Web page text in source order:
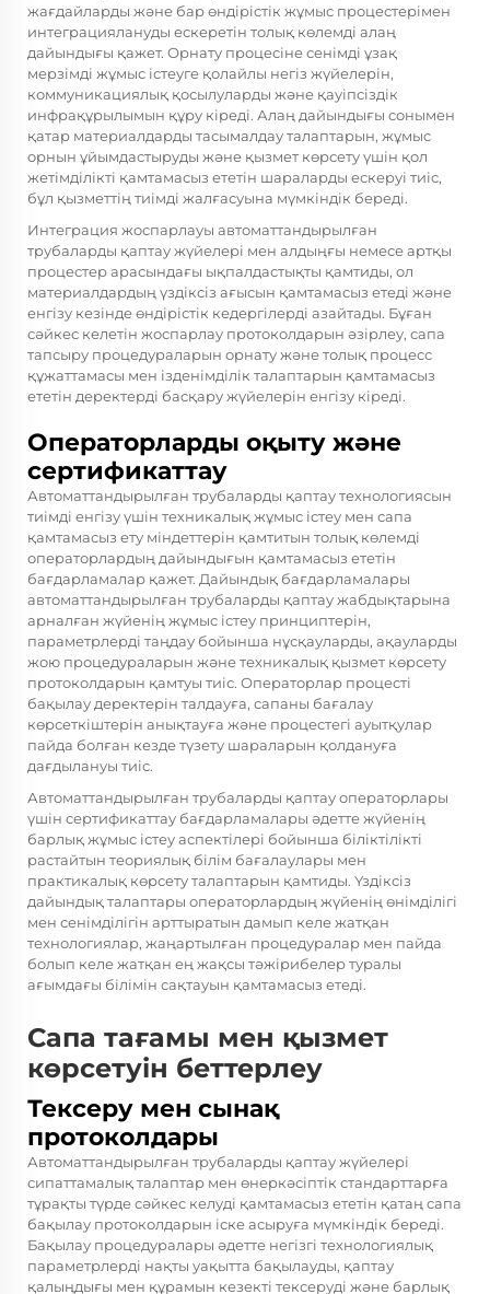
жағдайларды және бар өндірістік жұмыс процестерімен
интеграциялануды ескеретін толық көлемді алаң
дайындығы қажет. Орнату процесіне сенімді ұзақ
мерзімді жұмыс істеуге қолайлы негіз жүйелерін,
коммуникациялық қосылуларды және қауіпсіздік
инфрақұрылымын құру кіреді. Алаң дайындығы сонымен
қатар материалдарды тасымалдау талаптарын, жұмыс
орнын ұйымдастыруды және қызмет көрсету үшін қол
жетімділікті қамтамасыз ететін шараларды ескеруі тиіс,
бұл қызметтің тиімді жалғасуына мүмкіндік береді.
Интеграция жоспарлауы автоматтандырылған
трубаларды қаптау жүйелері мен алдыңғы немесе артқы
процестер арасындағы ықпалдастықты қамтиды, ол
материалдардың үздіксіз ағысын қамтамасыз етеді және
енгізу кезінде өндірістік кедергілерді азайтады. Бұған
сәйкес келетін жоспарлау протоколдарын әзірлеу, сапа
тапсыру процедураларын орнату және толық процесс
құжаттамасы мен ізденімділік талаптарын қамтамасыз
ететін деректерді басқару жүйелерін енгізу кіреді.
Операторларды оқыту және
сертификаттау
Автоматтандырылған трубаларды қаптау технологиясын
тиімді енгізу үшін техникалық жұмыс істеу мен сапа
қамтамасыз ету міндеттерін қамтитын толық көлемді
операторлардың дайындығын қамтамасыз ететін
бағдарламалар қажет. Дайындық бағдарламалары
автоматтандырылған трубаларды қаптау жабдықтарына
арналған жүйенің жұмыс істеу принциптерін,
параметрлерді таңдау бойынша нұсқауларды, ақауларды
жою процедураларын және техникалық қызмет көрсету
протоколдарын қамтуы тиіс. Операторлар процесті
бақылау деректерін талдауға, сапаны бағалау
көрсеткіштерін анықтауға және процестегі ауытқулар
пайда болған кезде түзету шараларын қолдануға
дағдылануы тиіс.
Автоматтандырылған трубаларды қаптау операторлары
үшін сертификаттау бағдарламалары әдетте жүйенің
барлық жұмыс істеу аспектілері бойынша біліктілікті
растайтын теориялық білім бағалаулары мен
практикалық көрсету талаптарын қамтиды. Үздіксіз
дайындық талаптары операторлардың жүйенің өнімділігі
мен сенімділігін арттыратын дамып келе жатқан
технологиялар, жаңартылған процедуралар мен пайда
болып келе жатқан ең жақсы тәжірибелер туралы
ағымдағы білімін сақтауын қамтамасыз етеді.
Сапа тағамы мен қызмет
көрсетуін беттерлеу
Тексеру мен сынақ
протоколдары
Автоматтандырылған трубаларды қаптау жүйелері
сипаттамалық талаптар мен өнеркәсіптік стандарттарға
тұрақты түрде сәйкес келуді қамтамасыз ететін қатаң сапа
бақылау протоколдарын іске асыруға мүмкіндік береді.
Бақылау процедуралары әдетте негізгі технологиялық
параметрлерді нақты уақытта бақылауды, қаптау
қалыңдығы мен құрамын кезекті тексеруді және барлық